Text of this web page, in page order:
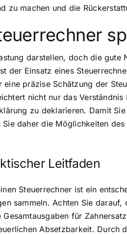
zu machen und die
darstellen, doch die
der Einsatz eines
präzise Schätzung der
nicht nur das
zu deklarieren. Damit
daher die Möglichkeiten
Leitfaden
Steuerrechner ist ein
sammeln. Achten Sie
für
Absetzbarkeit. Durch